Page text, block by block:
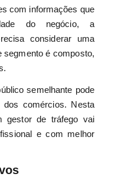
com informações que
do negócio, a
considerar uma
segmento é composto,
semelhante pode
comércios. Nesta
gestor de tráfego vai
e com melhor